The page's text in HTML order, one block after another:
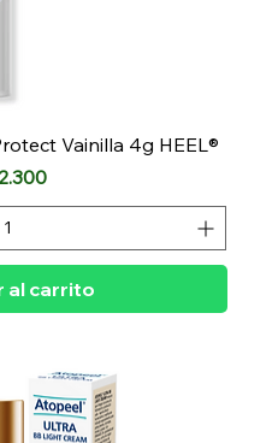
Vainilla 4g HEEL®
al carrito